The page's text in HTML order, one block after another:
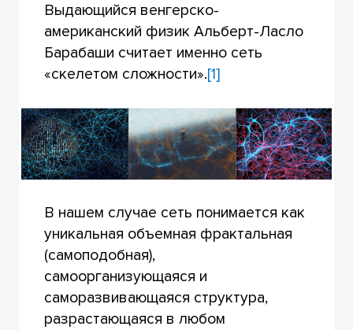
Выдающийся венгерско-
американский физик Альберт-Ласло
Барабаши считает именно сеть
«скелетом сложности».[1]
В нашем случае сеть понимается как
уникальная объемная фрактальная
(самоподобная),
самоорганизующаяся и
саморазвивающаяся структура,
разрастающаяся в любом